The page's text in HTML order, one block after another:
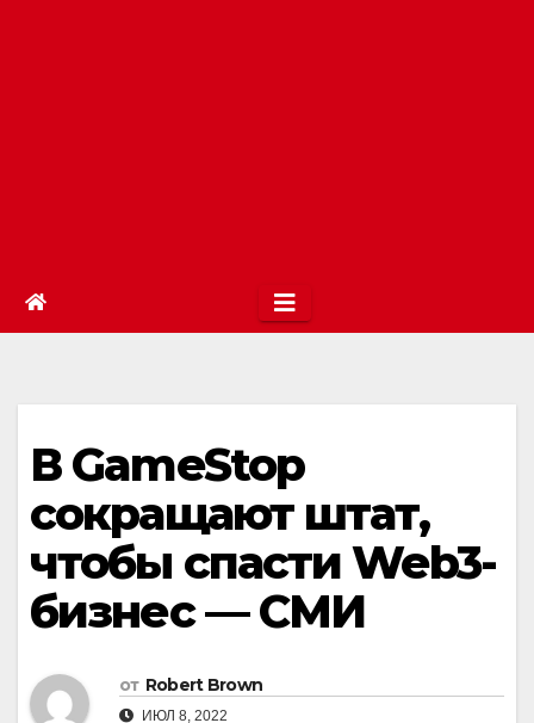
В GameStop
сокращают штат,
чтобы спасти Web3-
бизнес — СМИ
от Robert Brown
ИЮЛ 8, 2022